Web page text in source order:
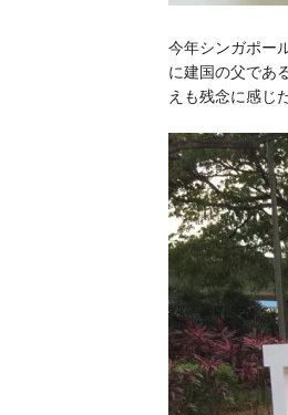
今年シンガポー
に建国の父であ
えも残念に感じ